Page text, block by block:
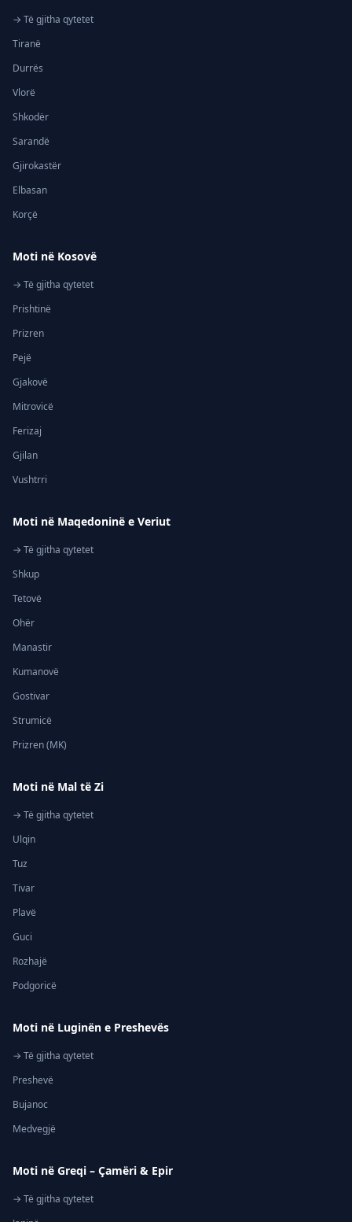
→ Të gjitha qytetet
Tiranë
Durrës
Vlorë
Shkodër
Sarandë
Gjirokastër
Elbasan
Korçë
Moti në Kosovë
→ Të gjitha qytetet
Prishtinë
Prizren
Pejë
Gjakovë
Mitrovicë
Ferizaj
Gjilan
Vushtrri
Moti në Maqedoninë e Veriut
→ Të gjitha qytetet
Shkup
Tetovë
Ohër
Manastir
Kumanovë
Gostivar
Strumicë
Prizren (MK)
Moti në Mal të Zi
→ Të gjitha qytetet
Ulqin
Tuz
Tivar
Plavë
Guci
Rozhajë
Podgoricë
Moti në Luginën e Preshevës
→ Të gjitha qytetet
Preshevë
Bujanoc
Medvegjë
Moti në Greqi – Çamëri & Epir
→ Të gjitha qytetet